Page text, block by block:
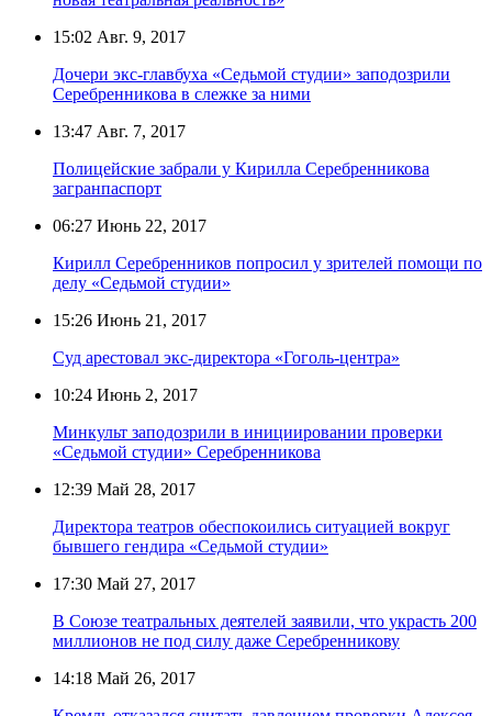
15:02 Авг. 9, 2017
Дочери экс-главбуха «Седьмой студии» заподозрили
Серебренникова в слежке за ними
13:47 Авг. 7, 2017
Полицейские забрали у Кирилла Серебренникова
загранпаспорт
06:27 Июнь 22, 2017
Кирилл Серебренников попросил у зрителей помощи по
делу «Седьмой студии»
15:26 Июнь 21, 2017
Суд арестовал экс-директора «Гоголь-центра»
10:24 Июнь 2, 2017
Минкульт заподозрили в инициировании проверки
«Седьмой студии» Серебренникова
12:39 Май 28, 2017
Директора театров обеспокоились ситуацией вокруг
бывшего гендира «Седьмой студии»
17:30 Май 27, 2017
В Союзе театральных деятелей заявили, что украсть 200
миллионов не под силу даже Серебренникову
14:18 Май 26, 2017